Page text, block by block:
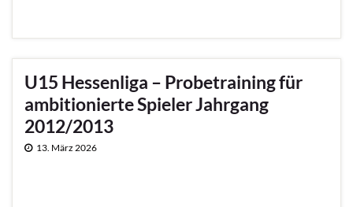
U15 Hessenliga – Probetraining für
ambitionierte Spieler Jahrgang
2012/2013
13. März 2026